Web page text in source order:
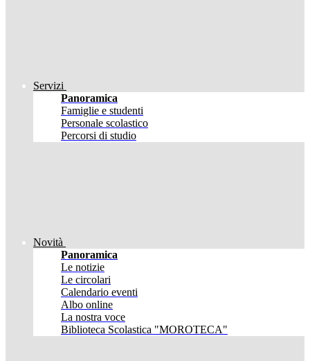
Servizi
Panoramica
Famiglie e studenti
Personale scolastico
Percorsi di studio
Novità
Panoramica
Le notizie
Le circolari
Calendario eventi
Albo online
La nostra voce
Biblioteca Scolastica "MOROTECA"